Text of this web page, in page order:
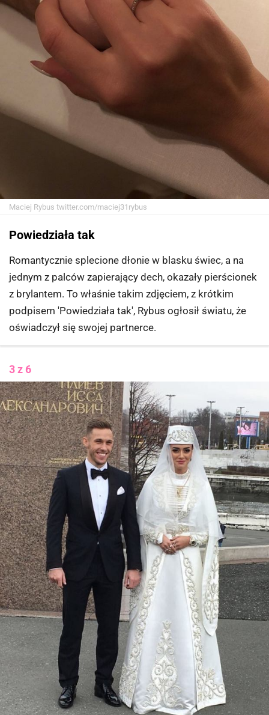
Maciej Rybus twitter.com/maciej31rybus
Powiedziała tak
Romantycznie splecione dłonie w blasku świec, a na
jednym z palców zapierający dech, okazały pierścionek
z brylantem. To właśnie takim zdjęciem, z krótkim
podpisem 'Powiedziała tak', Rybus ogłosił światu, że
oświadczył się swojej partnerce.
3 z 6